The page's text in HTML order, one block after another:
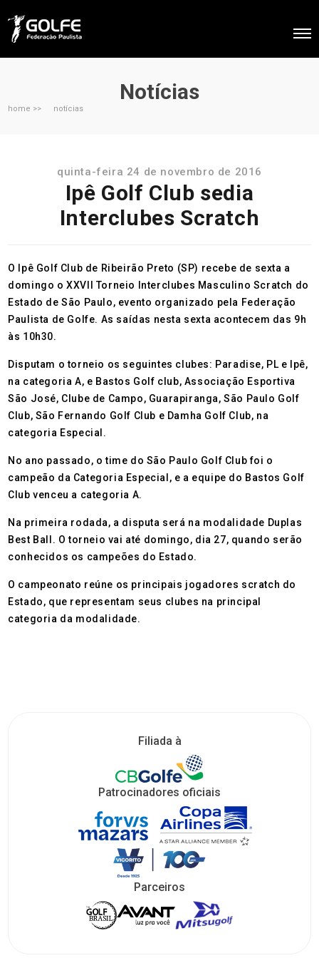
Notícias
home >> notícias
quinta-feira 24 de novembro de 2016
Ipê Golf Club sedia
Interclubes Scratch
O Ipê Golf Club de Ribeirão Preto (SP) recebe de sexta a
domingo o XXVII Torneio Interclubes Masculino Scratch do
Estado de São Paulo, evento organizado pela Federação
Paulista de Golfe. As saídas nesta sexta acontecem das 9h
às 10h30.
Disputam o torneio os seguintes clubes: Paradise, PL e Ipê,
na categoria A, e Bastos Golf club, Associação Esportiva
São José, Clube de Campo, Guarapiranga, São Paulo Golf
Club, São Fernando Golf Club e Damha Golf Club, na
categoria Especial.
No ano passado, o time do São Paulo Golf Club foi o
campeão da Categoria Especial, e a equipe do Bastos Golf
Club venceu a categoria A.
Na primeira rodada, a disputa será na modalidade Duplas
Best Ball. O torneio vai até domingo, dia 27, quando serão
conhecidos os campeões do Estado.
O campeonato reúne os principais jogadores scratch do
Estado, que representam seus clubes na principal
categoria da modalidade.
Filiada à
Patrocinadores oficiais
Parceiros